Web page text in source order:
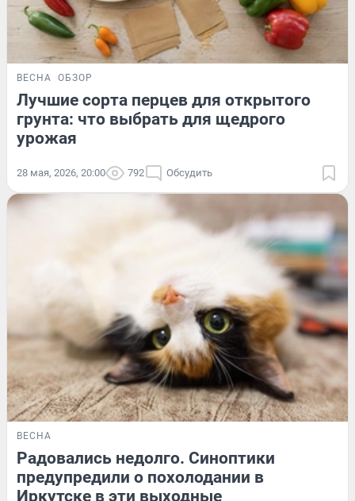
ВЕСНА ОБЗОР
Лучшие сорта перцев для открытого
грунта: что выбрать для щедрого
урожая
28 мая, 2026, 20:00 792 Обсудить
ВЕСНА
Радовались недолго. Синоптики
предупредили о похолодании в
Иркутске в эти выходные